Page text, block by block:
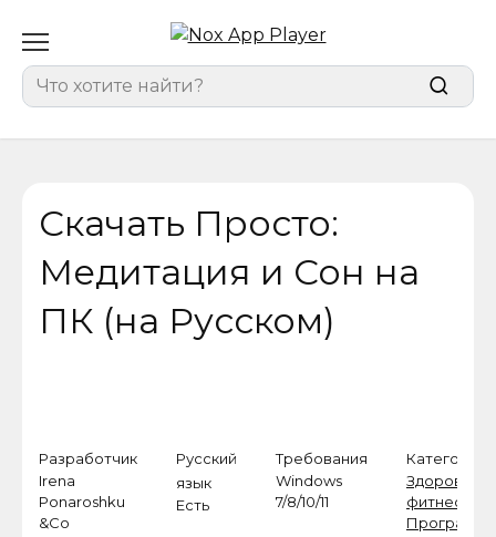
содержанию
for:
Скачать Просто:
Медитация и Сон на
ПК (на Русском)
Разработчик
Irena
Ponaroshku
&Co
Русский
язык
Есть
Требования
Windows
7/8/10/11
Категория
Здоровье и
фитнес
Программы